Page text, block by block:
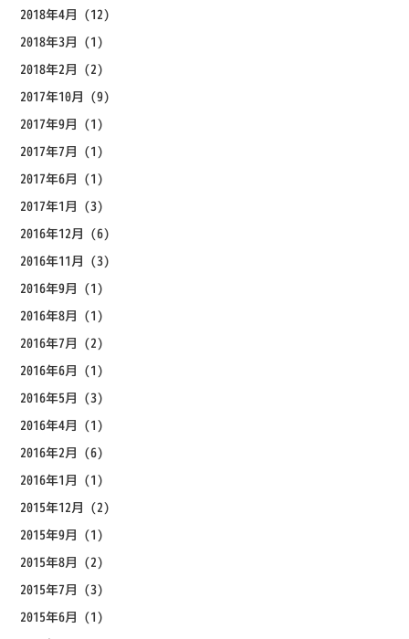
2018年4月 (12)
2018年3月 (1)
2018年2月 (2)
2017年10月 (9)
2017年9月 (1)
2017年7月 (1)
2017年6月 (1)
2017年1月 (3)
2016年12月 (6)
2016年11月 (3)
2016年9月 (1)
2016年8月 (1)
2016年7月 (2)
2016年6月 (1)
2016年5月 (3)
2016年4月 (1)
2016年2月 (6)
2016年1月 (1)
2015年12月 (2)
2015年9月 (1)
2015年8月 (2)
2015年7月 (3)
2015年6月 (1)